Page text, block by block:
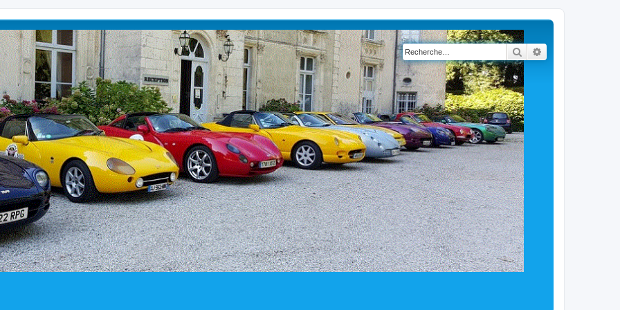
Rechercher